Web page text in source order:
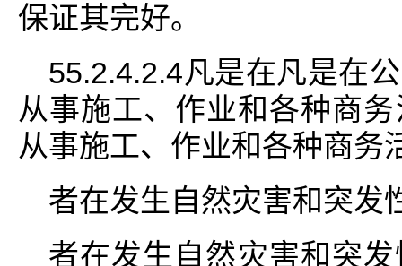
保证其完好。
55.2.4.2.4凡是在凡是在
从事施工、作业和各种商
从事施工、作业和各种商务
者在发生自然灾害和突发
者在发生自然灾害和突